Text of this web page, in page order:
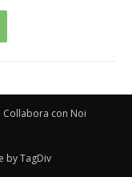
Collabora con Noi
by TagDiv